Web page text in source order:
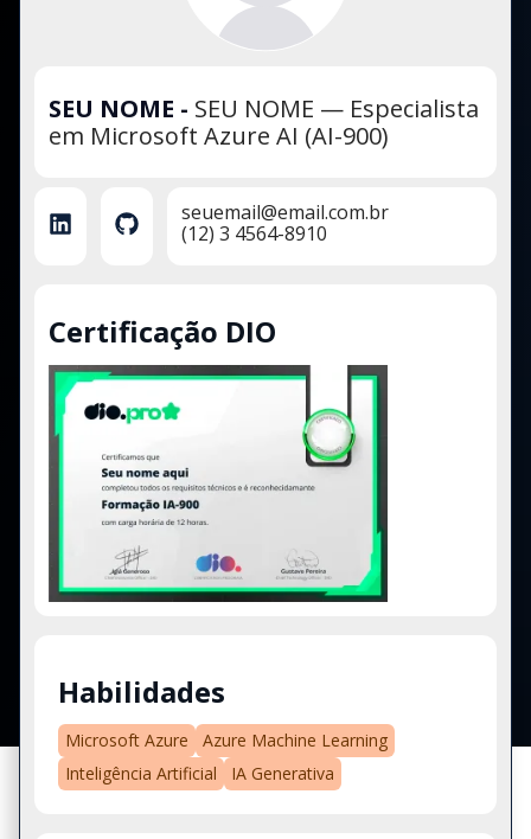
SEU NOME - SEU NOME — Especialista
em Microsoft Azure AI (AI-900)
seuemail@email.com.br
(12) 3 4564-8910
Certificação DIO
Habilidades
Microsoft Azure
Azure Machine Learning
Inteligência Artificial
IA Generativa